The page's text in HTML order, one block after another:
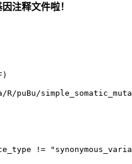
注释文件啦！
puBu/
!=